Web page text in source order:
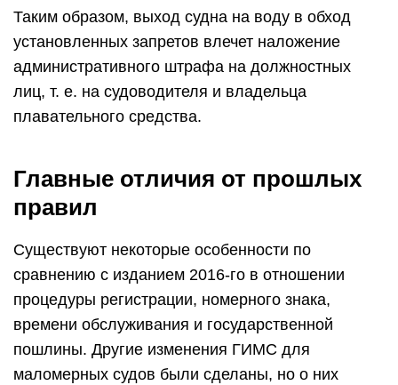
Таким образом, выход судна на воду в обход
установленных запретов влечет наложение
административного штрафа на должностных
лиц, т. е. на судоводителя и владельца
плавательного средства.
Главные отличия от прошлых
правил
Существуют некоторые особенности по
сравнению с изданием 2016-го в отношении
процедуры регистрации, номерного знака,
времени обслуживания и государственной
пошлины. Другие изменения ГИМС для
маломерных судов были сделаны, но о них